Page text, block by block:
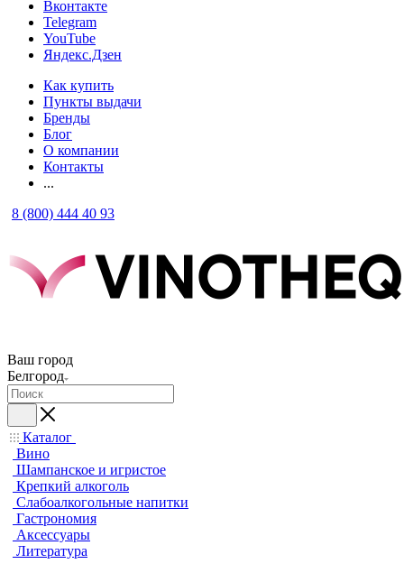
Вконтакте
Telegram
YouTube
Яндекс.Дзен
Как купить
Пункты выдачи
Бренды
Блог
О компании
Контакты
...
8 (800) 444 40 93
Ваш город
Белгород
Каталог
Вино
Шампанское и игристое
Крепкий алкоголь
Слабоалкогольные напитки
Гастрономия
Аксессуары
Литература